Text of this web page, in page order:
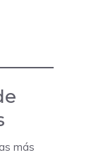
más